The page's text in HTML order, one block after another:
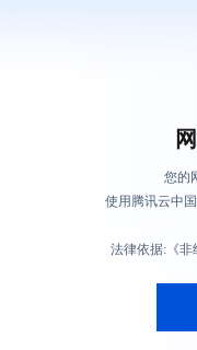
您的
使用腾讯云中
法律依据:《非